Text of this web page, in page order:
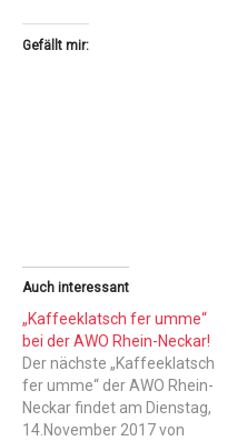
Gefällt mir:
Auch interessant
„Kaffeeklatsch fer umme“
bei der AWO Rhein-Neckar!
Der nächste „Kaffeeklatsch
fer umme“ der AWO Rhein-
Neckar findet am Dienstag,
14.November 2017 von